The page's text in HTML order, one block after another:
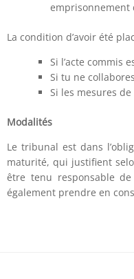
emprisonnement
La condition d’avoir été
Si l’acte commis
Si tu ne
Si les mesures
Modalités
Le tribunal est dans
maturité, qui justifient
être tenu responsable
également prendre en